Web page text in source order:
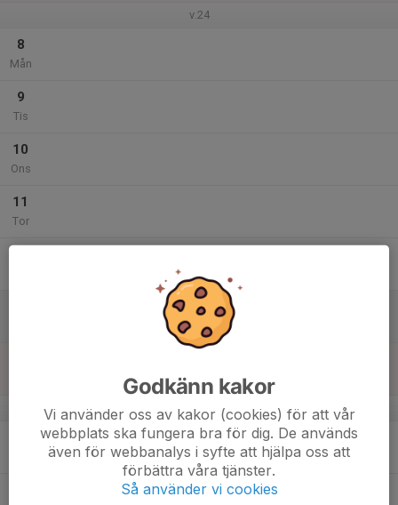
v.24
8
Mån
9
Tis
10
Ons
11
Tor
v.25
Godkänn kakor
Vi använder oss av kakor (cookies) för att vår
webbplats ska fungera bra för dig. De används
även för webbanalys i syfte att hjälpa oss att
förbättra våra tjänster.
Så använder vi cookies